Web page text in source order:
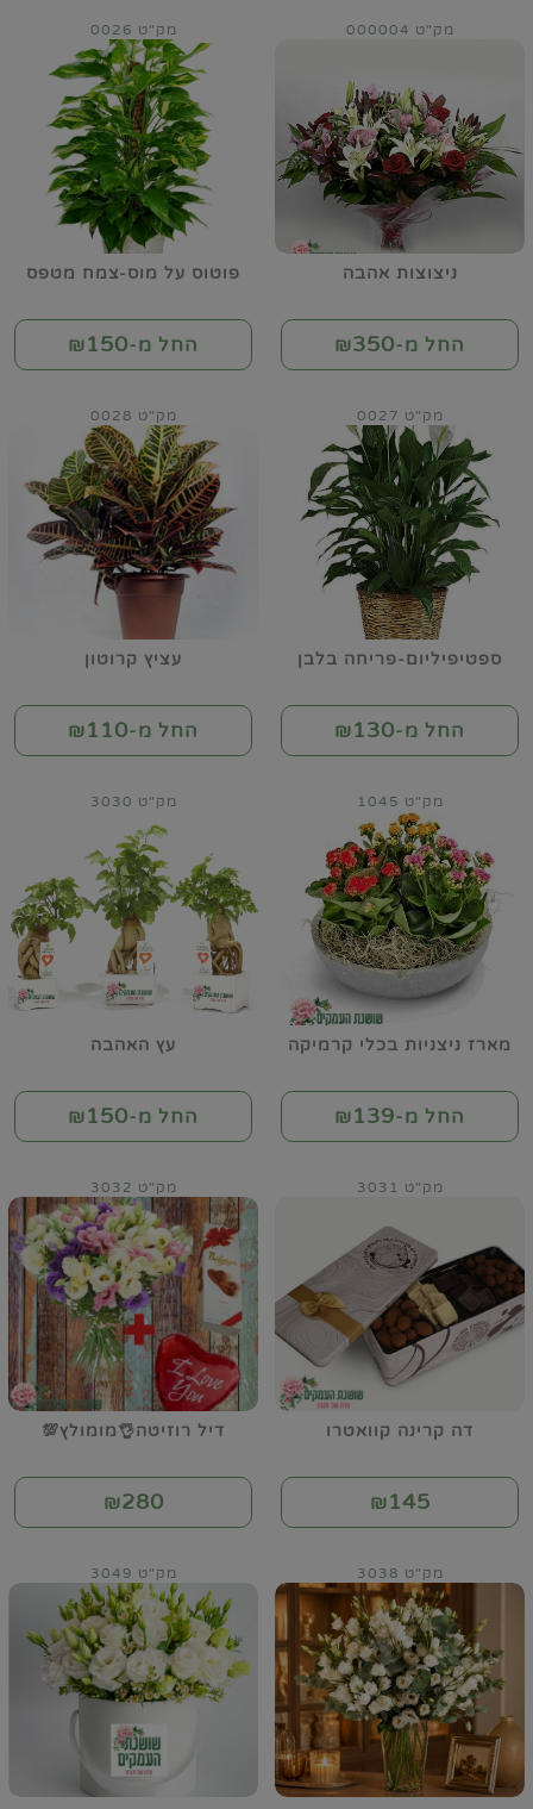
ניצוצות אהבה
מק"ט 000004
החל מ-₪350
פוטוס על מוס-צמח מטפס
מק"ט 0026
החל מ-₪150
ספטיפיליום-פריחה בלבן
מק"ט 0027
החל מ-₪130
עציץ קרוטון
מק"ט 0028
החל מ-₪110
מארז ניצניות בכלי קרמיקה
מק"ט 1045
החל מ-₪139
עץ האהבה
מק"ט 3030
החל מ-₪150
דה קרינה קוואטרו
מק"ט 3031
₪145
דיל רוזיטה👌מומולץ💯
מק"ט 3032
₪280
מק"ט 3038 מק"ט 3049